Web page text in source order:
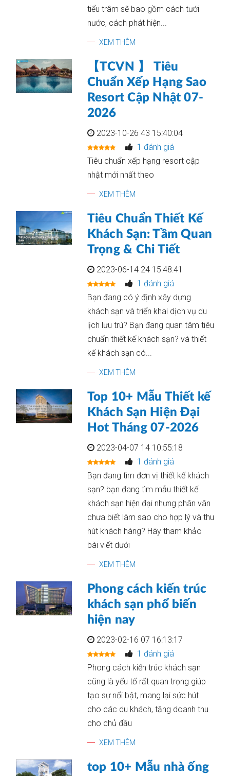
tiểu trâm sẽ bao gồm cách tưới
nước, cách phát hiện...
XEM THÊM
【TCVN 】 Tiêu
Chuẩn Xếp Hạng Sao
Resort Cập Nhật 07-
2026
2023-10-26 43 15:40:04
1 đánh giá
Tiêu chuẩn xếp hạng resort cập
nhật mới nhất theo
XEM THÊM
Tiêu Chuẩn Thiết Kế
Khách Sạn: Tầm Quan
Trọng & Chi Tiết
2023-06-14 24 15:48:41
1 đánh giá
Bạn đang có ý định xây dựng
khách sạn và triển khai dịch vụ du
lịch lưu trú? Bạn đang quan tâm tiêu
chuẩn thiết kế khách sạn? và thiết
kế khách sạn có...
XEM THÊM
Top 10+ Mẫu Thiết kế
Khách Sạn Hiện Đại
Hot Tháng 07-2026
2023-04-07 14 10:55:18
1 đánh giá
Bạn đang tìm đơn vị thiết kế khách
sạn? bạn đang tìm mẫu thiết kế
khách sạn hiện đại nhưng phân vân
chưa biết làm sao cho hợp lý và thu
hút khách hàng? Hãy tham khảo
bài viết dưới
XEM THÊM
Phong cách kiến trúc
khách sạn phổ biến
hiện nay
2023-02-16 07 16:13:17
1 đánh giá
Phong cách kiến trúc khách sạn
cũng là yếu tố rất quan trọng giúp
tạo sự nổi bật, mang lại sức hút
cho các du khách, tăng doanh thu
cho chủ đầu
XEM THÊM
top 10+ Mẫu nhà ống